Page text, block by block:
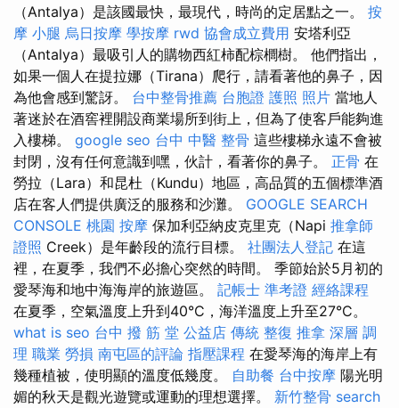
（Antalya）是該國最快，最現代，時尚的定居點之一。 按
摩 小腿 烏日按摩 學按摩 rwd 協會成立費用 安塔利亞
（Antalya）最吸引人的購物西紅柿配棕櫚樹。 他們指出，
如果一個人在提拉娜（Tirana）爬行，請看著他的鼻子，因
為他會感到驚訝。 台中整骨推薦 台胞證 護照 照片 當地人
著迷於在酒窖裡開設商業場所到街上，但為了使客戶能夠進
入樓梯。 google seo 台中 中醫 整骨 這些樓梯永遠不會被
封閉，沒有任何意識到嘿，伙計，看著你的鼻子。 正骨 在
勞拉（Lara）和昆杜（Kundu）地區，高品質的五個標準酒
店在客人們提供廣泛的服務和沙灘。 GOOGLE SEARCH
CONSOLE 桃園 按摩 保加利亞納皮克里克（Napi 推拿師
證照 Creek）是年齡段的流行目標。 社團法人登記 在這
裡，在夏季，我們不必擔心突然的時間。 季節始於5月初的
愛琴海和地中海海岸的旅遊區。 記帳士 準考證 經絡課程
在夏季，空氣溫度上升到40°C，海洋溫度上升至27°C。
what is seo 台中 撥 筋 堂 公益店 傳統 整復 推拿 深層 調
理 職業 勞損 南屯區的評論 指壓課程 在愛琴海的海岸上有
幾種植被，使明顯的溫度低幾度。 自助餐 台中按摩 陽光明
媚的秋天是觀光遊覽或運動的理想選擇。 新竹整骨 search